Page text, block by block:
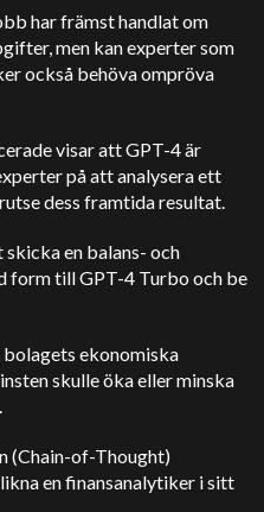
har främst handlat om
men kan experter som
också behöva ompröva
visar att GPT-4 är
på att analysera ett
dess framtida resultat.
en balans- och
form till GPT-4 Turbo och be
ekonomiska
skulle öka eller minska
(Chain-of-Thought)
en finansanalytiker i sitt